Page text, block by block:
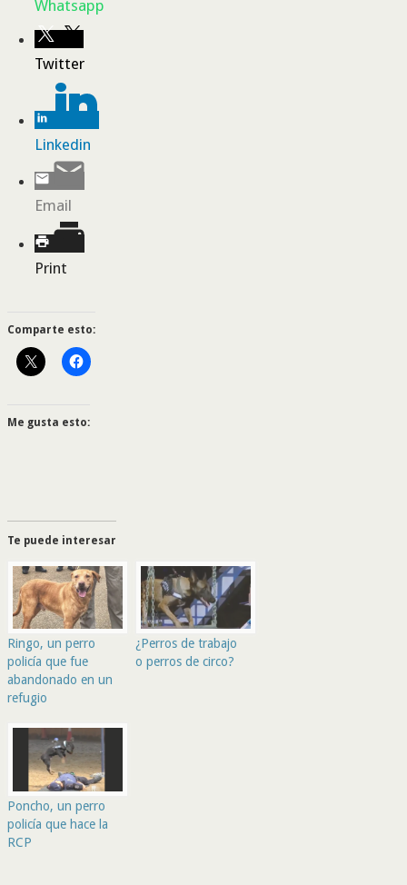
Whatsapp
Twitter
Linkedin
Email
Print
Comparte esto:
Me gusta esto:
Te puede interesar
Ringo, un perro
policía que fue
abandonado en un
refugio
¿Perros de trabajo
o perros de circo?
Poncho, un perro
policía que hace la
RCP